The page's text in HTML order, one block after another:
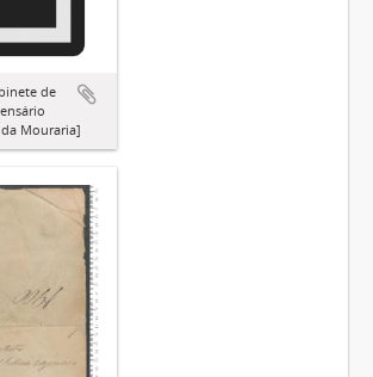
de
Mouraria]